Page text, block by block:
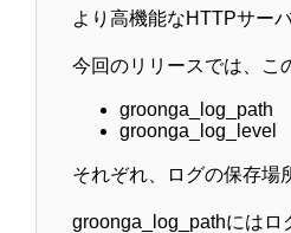
より高機能なHTTPサー
今回のリリースでは、こ
groonga_log_path
groonga_log_level
それぞれ、ログの保存場
groonga_log_pathにはロ